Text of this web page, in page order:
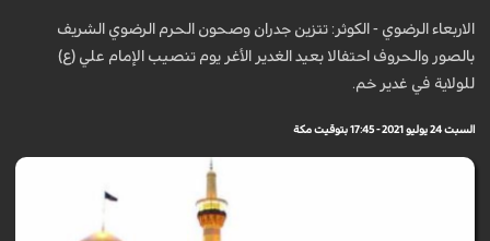
الاربعاء الرضوي - الكوثر: تتزين جدران وصحون الحرم الرضوي الشريف
بالصور والحروف احتفالا بعيد الغدير الأغر يوم تنصيب الإمام علي (ع)
للولاية في غدير خم.
السبت 24 يوليو 2021 - 17:45 بتوقيت مكة